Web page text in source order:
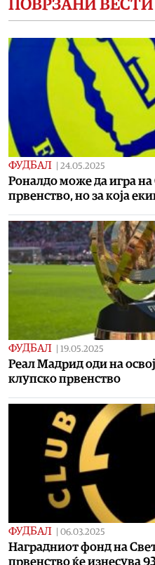
ПОВРЗАНИ ВЕСТИ
ФУДБАЛ | 24.05.2025
Роналдо може да игра на
првенство, но за која
ФУДБАЛ | 19.05.2025
Реал Мадрид оди на
клупско првенство
ФУДБАЛ | 06.03.2025
Наградниот фонд на
првенство ќе изнесува